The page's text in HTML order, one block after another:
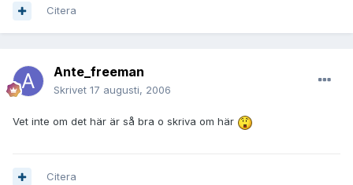
Citera
Ante_freeman
Skrivet 17 augusti, 2006
Vet inte om det här är så bra o skriva om här
Citera